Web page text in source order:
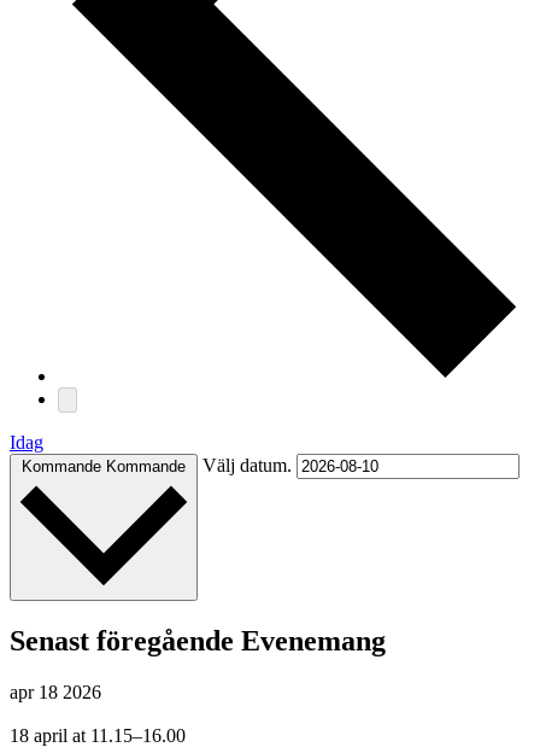
Idag
Kommande Kommande Välj datum.
Senast föregående Evenemang
apr 18 2026
18 april at 11.15–16.00